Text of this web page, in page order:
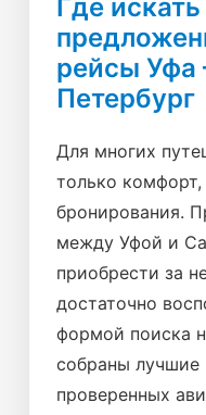
Где
рейсы Уфа
Петербург
Для многих
только
бронирования.
между Уфой и
приобрести за
достаточно
формой поиска
собраны лучшие
проверенных